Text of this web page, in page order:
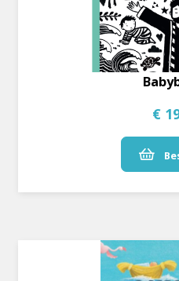
€